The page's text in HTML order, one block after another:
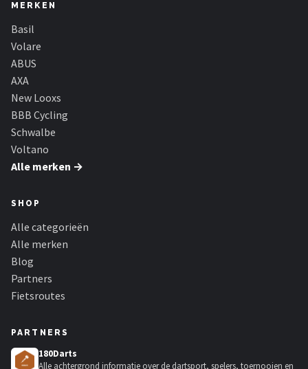
MERKEN
Basil
Volare
ABUS
AXA
New Looxs
BBB Cycling
Schwalbe
Voltano
Alle merken →
SHOP
Alle categorieën
Alle merken
Blog
Partners
Fietsroutes
PARTNERS
180Darts
Alle achtergrond informatie over de dartsport, spelers, toernooien en